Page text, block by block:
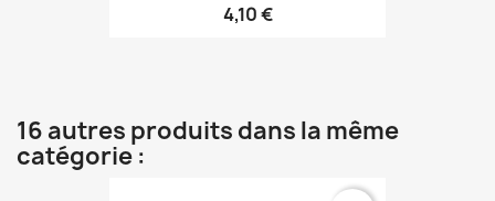
4,10 €
16 autres produits dans la même
catégorie :